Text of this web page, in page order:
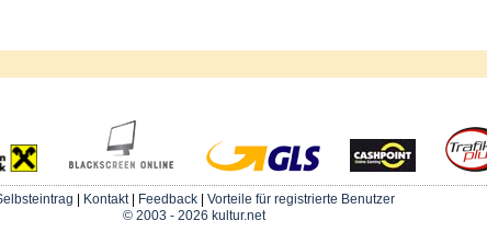
Kontakt| Feedback| Vorteile für registrierte Benutzer
© 2003 - 2026 kultur.net